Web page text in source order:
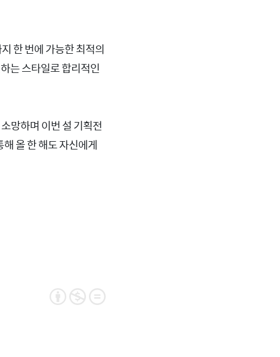
한 번에 가능한 최적의
는 스타일로 합리적인
망하며 이번 설 기획전
올 한 해도 자신에게